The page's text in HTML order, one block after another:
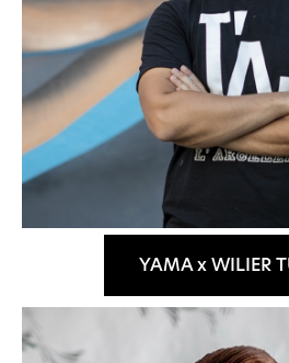
dalla Dichiarazione sui cookie.
Wilier Triestina Spa si avvale
analitici, di profilazione e
Se clicci sul consenso accetti tali
YAMA x WILIER